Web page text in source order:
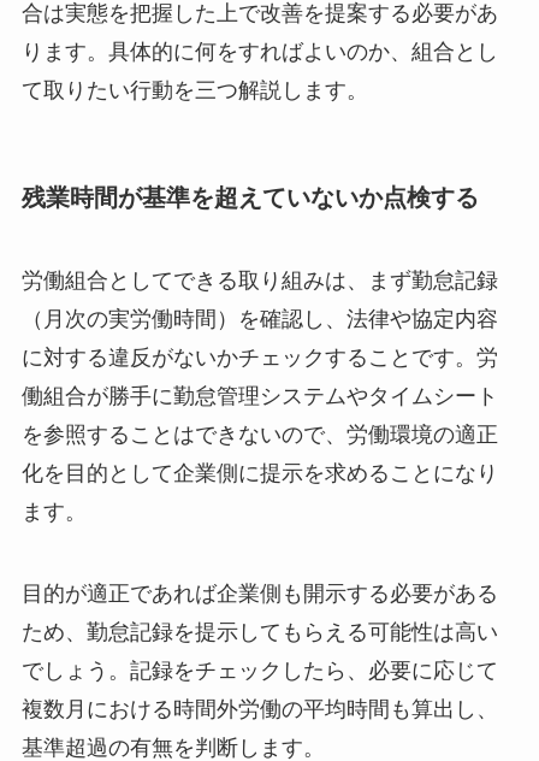
合は実態を把握した上で改善を提案する必要があ
ります。具体的に何をすればよいのか、組合とし
て取りたい行動を三つ解説します。
残業時間が基準を超えていないか点検する
労働組合としてできる取り組みは、まず勤怠記録
（月次の実労働時間）を確認し、法律や協定内容
に対する違反がないかチェックすることです。労
働組合が勝手に勤怠管理システムやタイムシート
を参照することはできないので、労働環境の適正
化を目的として企業側に提示を求めることになり
ます。
目的が適正であれば企業側も開示する必要がある
ため、勤怠記録を提示してもらえる可能性は高い
でしょう。記録をチェックしたら、必要に応じて
複数月における時間外労働の平均時間も算出し、
基準超過の有無を判断します。